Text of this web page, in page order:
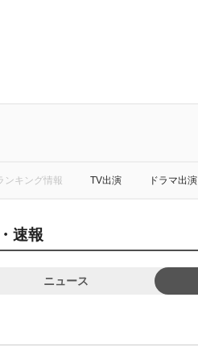
ンキング情報 TV出演 ドラマ出演
速報
ニュース